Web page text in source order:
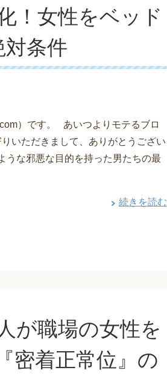
！女性をベッド
条件
）です。 あいつよりモテるブロ
いただきまして、ありがとうござい
うな邪悪な目的を持った男たちの最
続きを読む
が職場の女性を
密着正常位』の